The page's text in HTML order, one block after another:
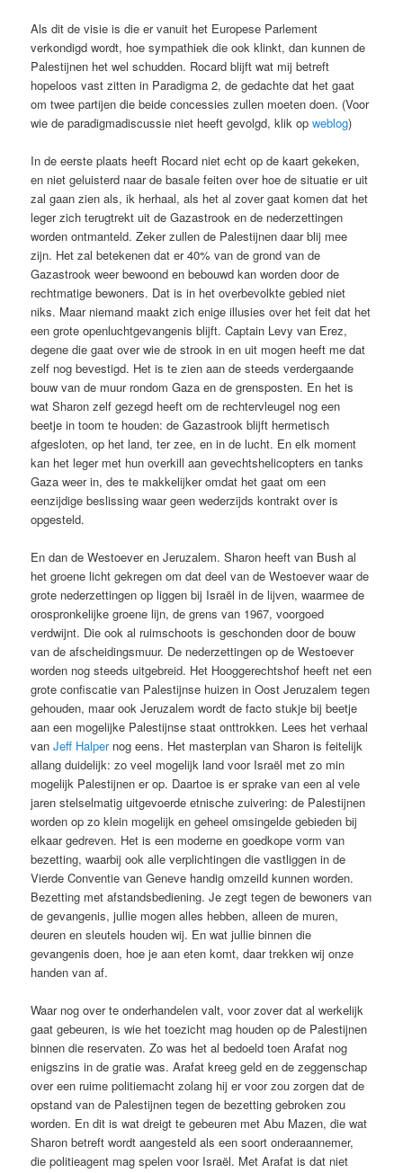
Als dit de visie is die er vanuit het Europese Parlement
verkondigd wordt, hoe sympathiek die ook klinkt, dan kunnen de
Palestijnen het wel schudden. Rocard blijft wat mij betreft
hopeloos vast zitten in Paradigma 2, de gedachte dat het gaat
om twee partijen die beide concessies zullen moeten doen. (Voor
wie de paradigmadiscussie niet heeft gevolgd, klik opweblog)
In de eerste plaats heeft Rocard niet echt op de kaart gekeken,
en niet geluisterd naar de basale feiten over hoe de situatie er uit
zal gaan zien als, ik herhaal, als het al zover gaat komen dat het
leger zich terugtrekt uit de Gazastrook en de nederzettingen
worden ontmanteld. Zeker zullen de Palestijnen daar blij mee
zijn. Het zal betekenen dat er 40% van de grond van de
Gazastrook weer bewoond en bebouwd kan worden door de
rechtmatige bewoners. Dat is in het overbevolkte gebied niet
niks. Maar niemand maakt zich enige illusies over het feit dat het
een grote openluchtgevangenis blijft. Captain Levy van Erez,
degene die gaat over wie de strook in en uit mogen heeft me dat
zelf nog bevestigd. Het is te zien aan de steeds verdergaande
bouw van de muur rondom Gaza en de grensposten. En het is
wat Sharon zelf gezegd heeft om de rechtervleugel nog een
beetje in toom te houden: de Gazastrook blijft hermetisch
afgesloten, op het land, ter zee, en in de lucht. En elk moment
kan het leger met hun overkill aan gevechtshelicopters en tanks
Gaza weer in, des te makkelijker omdat het gaat om een
eenzijdige beslissing waar geen wederzijds kontrakt over is
opgesteld.
En dan de Westoever en Jeruzalem. Sharon heeft van Bush al
het groene licht gekregen om dat deel van de Westoever waar de
grote nederzettingen op liggen bij Israël in de lijven, waarmee de
orospronkelijke groene lijn, de grens van 1967, voorgoed
verdwijnt. Die ook al ruimschoots is geschonden door de bouw
van de afscheidingsmuur. De nederzettingen op de Westoever
worden nog steeds uitgebreid. Het Hooggerechtshof heeft net een
grote confiscatie van Palestijnse huizen in Oost Jeruzalem tegen
gehouden, maar ook Jeruzalem wordt de facto stukje bij beetje
aan een mogelijke Palestijnse staat onttrokken. Lees het verhaal
vanJeff Halper nog eens. Het masterplan van Sharon is feitelijk
allang duidelijk: zo veel mogelijk land voor Israël met zo min
mogelijk Palestijnen er op. Daartoe is er sprake van een al vele
jaren stelselmatig uitgevoerde etnische zuivering: de Palestijnen
worden op zo klein mogelijk en geheel omsingelde gebieden bij
elkaar gedreven. Het is een moderne en goedkope vorm van
bezetting, waarbij ook alle verplichtingen die vastliggen in de
Vierde Conventie van Geneve handig omzeild kunnen worden.
Bezetting met afstandsbediening. Je zegt tegen de bewoners van
de gevangenis, jullie mogen alles hebben, alleen de muren,
deuren en sleutels houden wij. En wat jullie binnen die
gevangenis doen, hoe je aan eten komt, daar trekken wij onze
handen van af.
Waar nog over te onderhandelen valt, voor zover dat al werkelijk
gaat gebeuren, is wie het toezicht mag houden op de Palestijnen
binnen die reservaten. Zo was het al bedoeld toen Arafat nog
enigszins in de gratie was. Arafat kreeg geld en de zeggenschap
over een ruime politiemacht zolang hij er voor zou zorgen dat de
opstand van de Palestijnen tegen de bezetting gebroken zou
worden. En dit is wat dreigt te gebeuren met Abu Mazen, die wat
Sharon betreft wordt aangesteld als een soort onderaannemer,
die politieagent mag spelen voor Israël. Met Arafat is dat niet